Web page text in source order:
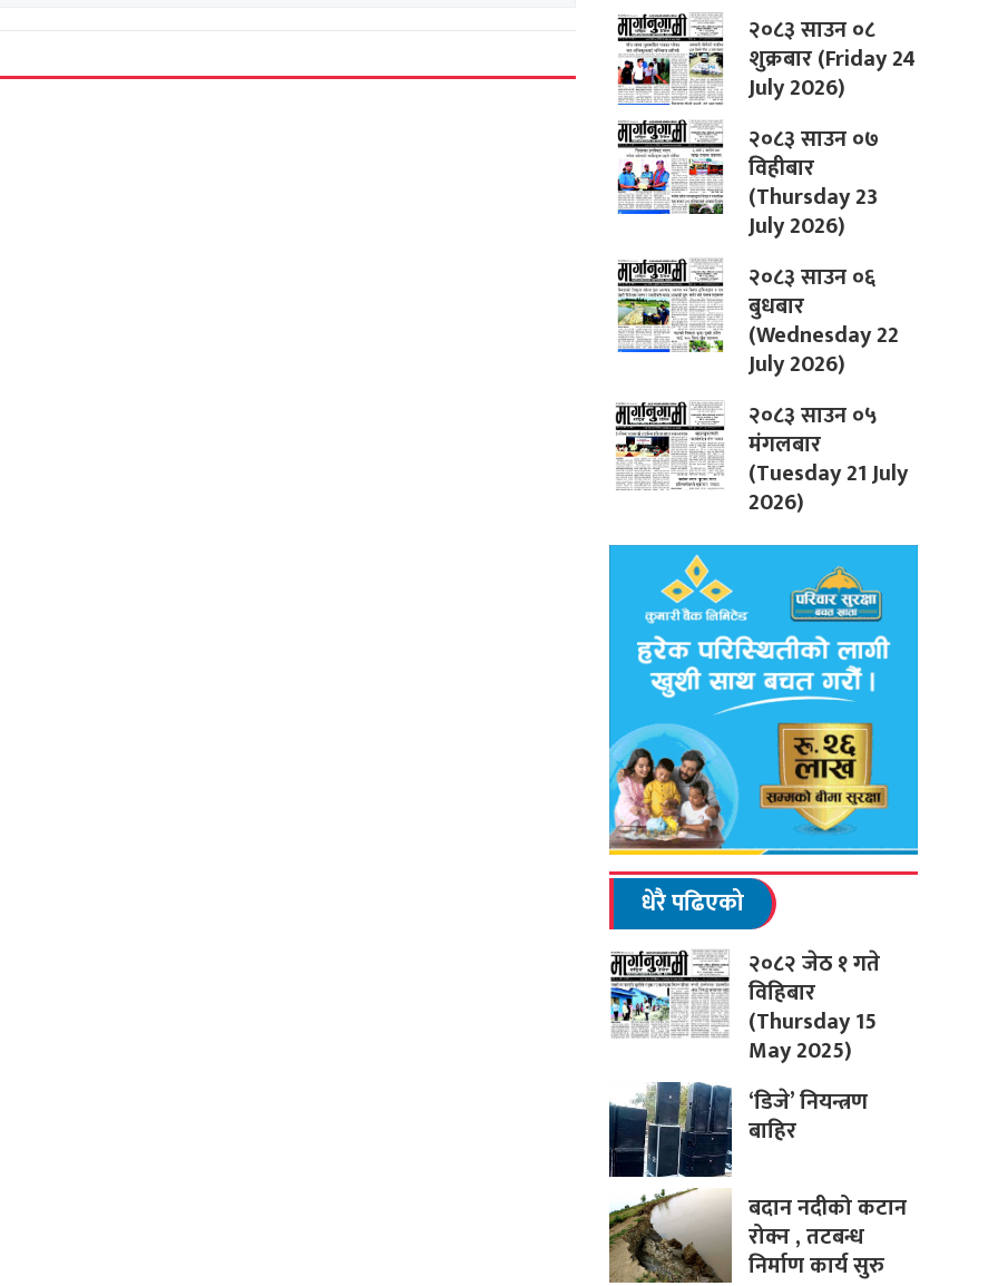
२०८३ साउन ०८
शुक्रबार (Friday 24
July 2026)
२०८३ साउन ०७
विहीबार
(Thursday 23
July 2026)
२०८३ साउन ०६
बुधबार
(Wednesday 22
July 2026)
२०८३ साउन ०५
मंगलबार
(Tuesday 21 July
2026)
धेरै पढिएको
२०८२ जेठ १ गते
विहिबार
(Thursday 15
May 2025)
‘डिजे’ नियन्त्रण
बाहिर
बदान नदीको कटान
रोक्न , तटबन्ध
निर्माण कार्य सुरु